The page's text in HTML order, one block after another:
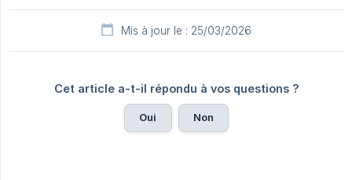
Mis à jour le : 25/03/2026
Cet article a-t-il répondu à vos questions ?
Oui Non